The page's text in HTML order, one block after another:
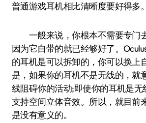
普通游戏耳机相比清晰度要好得多。
一般来说，你根本不需要专门
因为它自带的就已经够好了。
的耳机是可以拆卸的，你可以换上
是，如果你的耳机不是无线的，就
线阻碍你的活动;即使你的耳机是无
支持空间立体音效。所以，就目前
是没有意义的。